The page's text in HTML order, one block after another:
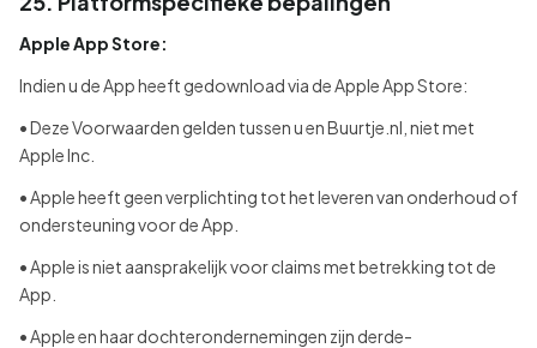
Apple App Store:
Indien u de App heeft gedownload via de Apple App Store:
• Deze Voorwaarden gelden tussen u en Buurtje.nl, niet met
Apple Inc.
• Apple heeft geen verplichting tot het leveren van onderhoud of
ondersteuning voor de App.
• Apple is niet aansprakelijk voor claims met betrekking tot de
App.
• Apple en haar dochterondernemingen zijn derde-